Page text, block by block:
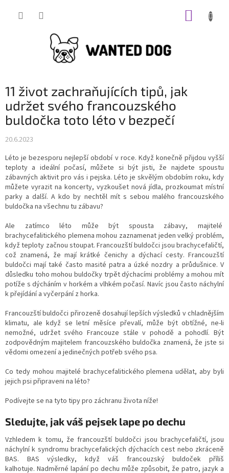
11 život zachraňujících tipů, jak
udržet svého francouzského
buldočka toto léto v bezpečí
20.6.2023
Léto je bezesporu nejlepší období v roce. Když konečně přijdou vyšší
teploty a ideální počasí, můžete si být jisti, že najdete spoustu
zábavných aktivit pro vás i pejska. Léto je skvělým obdobím roku, kdy
můžete vyrazit na koncerty, vyzkoušet nová jídla, prozkoumat místní
parky a další. A kdo by nechtěl mít s sebou malého francouzského
buldočka na všechnu tu zábavu?
Ale zatímco léto může být spousta zábavy, majitelé
brachycefalitického plemena mohou zaznamenat jeden velký problém,
když teploty začnou stoupat.Francouzští buldočci jsou brachycefaličtí,
což znamená, že mají krátké čenichy a dýchací cesty. Francouzští
buldočci mají také často masité patra a úzké nozdry a průdušnice. V
důsledku toho mohou buldočky trpět dýchacími problémy a mohou mít
potíže s dýcháním v horkém a vlhkém počasí.Navíc jsou často náchylní
k přejídání a vyčerpání z horka.
Francouzští buldočci přirozeně dosahují lepších výsledků v chladnějším
klimatu, ale když se letní měsíce převalí, může být obtížné, ne-li
nemožné, udržet svého Francouze stále v pohodě a pohodlí. Být
zodpovědným majitelem francouzského buldočka znamená, že jste si
vědomi omezení a jedinečných potřeb svého psa.
Co tedy mohou majitelé brachycefalitického plemena udělat, aby byli
jejich psi připraveni na léto?
Podívejte se na tyto tipy pro záchranu života níže!
Sledujte, jak váš pejsek lape po dechu
Vzhledem k tomu, že francouzští buldočci jsou brachycefaličtí, jsou
náchylní k syndromu brachycefalických dýchacích cest nebo zkráceně
BAS. BAS výsledky, když váš francouzský buldoček příliš
kalhotuje. Nadměrné lapání po dechu může způsobit, že patro, jazyk a